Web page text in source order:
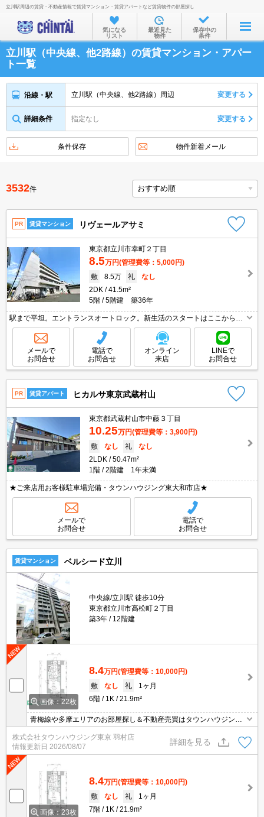
お部屋を探す
沿線・駅から
住所から
家賃相場から
不動産会社から
立川駅周辺の賃貸・不動産情報で賃貸マンション・賃貸アパートなど賃貸物件の部屋探し
気になる
リスト
最近見た
物件
保存中の
条件
立川駅（中央線、他2路線）の賃貸マンション・アパー
ト一覧
沿線・駅 立川駅（中央線、他2路線）周辺 変更する
詳細条件 指定なし 変更する
条件保存 物件新着メール
3532件
PR 賃貸マンション リヴェールアサミ
東京都立川市幸町２丁目
8.5万円(管理費等：5,000円)
敷
8.5万 礼
なし
2DK
41.5m²
5階
5階建 築36年
駅まで平坦。エントランスオートロック。新生活のスタートはここから。
仲介手数料家賃の0.55ヶ月分(税込)。コンビニが近く(190m)買物便利。外
観タイル張り。駅まで徒歩8分圏内!。オススメ物件。
メールで
お問合せ
電話で
お問合せ
オンライン
来店
LINEで
お問合せ
PR 賃貸アパート ヒカルサ東京武蔵村山
東京都武蔵村山市中藤３丁目
10.25万円(管理費等：3,900円)
敷
なし 礼
なし
2LDK
50.47m²
1階
2階建 1年未満
★ご来店用お客様駐車場完備・タウンハウジング東大和市店★
メールで
お問合せ
電話で
お問合せ
賃貸マンション ベルシード立川
中央線/立川駅 徒歩10分
東京都立川市高松町２丁目
築3年
12階建
画像：22枚
8.4万円(管理費等：10,000円)
敷
なし 礼
1ヶ月
6階
1K 21.9m²
青梅線や多摩エリアのお部屋探し＆不動産売買はタウンハウジング
羽村店にお任せを！ご来店時無料駐車場ご用意あります！
株式会社タウンハウジング東京 羽村店
情報更新日 2026/08/07
詳細を見る
画像：23枚
8.4万円(管理費等：10,000円)
敷
なし 礼
1ヶ月
7階
1K 21.9m²